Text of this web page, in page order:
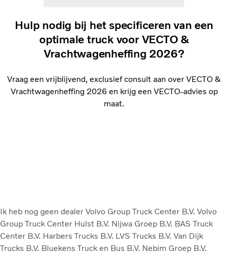
Hulp nodig bij het specificeren van een
optimale truck voor VECTO &
Vrachtwagenheffing 2026?
Vraag een vrijblijvend, exclusief consult aan over VECTO &
Vrachtwagenheffing 2026 en krijg een VECTO-advies op
maat.
Ik heb nog geen dealer Volvo Group Truck Center B.V. Volvo
Group Truck Center Hulst B.V. Nijwa Groep B.V. BAS Truck
Center B.V. Harbers Trucks B.V. LVS Trucks B.V. Van Dijk
Trucks B.V. Bluekens Truck en Bus B.V. Nebim Groep B.V.